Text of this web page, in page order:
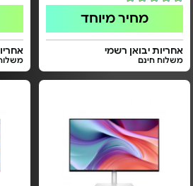
מחיר מיוחד
אחריות יבואן רשמי
משלוח חינם